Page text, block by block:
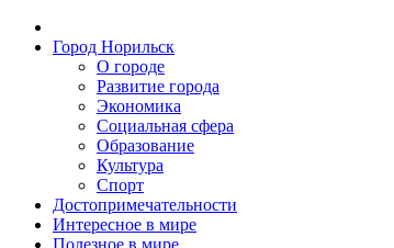
Город Норильск
О городе
Развитие города
Экономика
Социальная сфера
Образование
Культура
Спорт
Достопримечательности
Интересное в мире
Полезное в мире